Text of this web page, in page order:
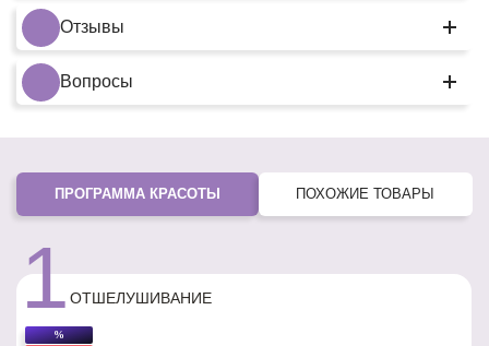
Отзывы
Вопросы
ПРОГРАММА КРАСОТЫ ПОХОЖИЕ ТОВАРЫ
1ОТШЕЛУШИВАНИЕ
%